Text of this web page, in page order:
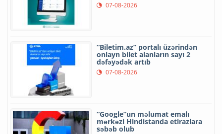
07-08-2026
“Biletim.az” portalı üzərindən
onlayn bilet alanların sayı 2
dəfəyədək artıb
07-08-2026
“Google”un məlumat emalı
mərkəzi Hindistanda etirazlara
səbəb olub